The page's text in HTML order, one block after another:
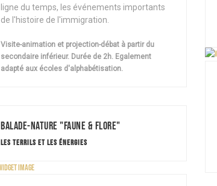
ligne du temps, les événements importants
de l'histoire de l'immigration.
Visite-animation et projection-débat à partir du
secondaire inférieur. Durée de 2h. Egalement
adapté aux écoles d'alphabétisation.
Balade-Nature "Faune & Flore"
LES TERRILS ET LES ÉNERGIES